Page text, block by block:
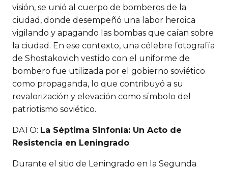
visión, se unió al cuerpo de bomberos de la
ciudad, donde desempeñó una labor heroica
vigilando y apagando las bombas que caían sobre
la ciudad. En ese contexto, una célebre fotografía
de Shostakovich vestido con el uniforme de
bombero fue utilizada por el gobierno soviético
como propaganda, lo que contribuyó a su
revalorización y elevación como símbolo del
patriotismo soviético.
DATO: La Séptima Sinfonía: Un Acto de
Resistencia en Leningrado
Durante el sitio de Leningrado en la Segunda